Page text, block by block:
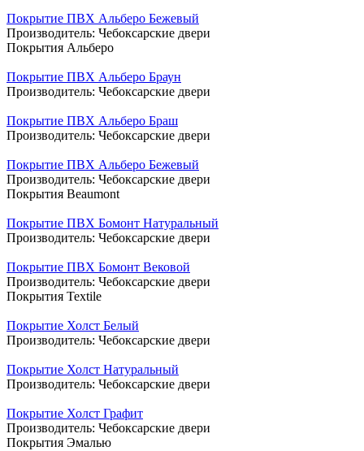
Покрытие ПВХ Альберо Бежевый
Производитель: Чебоксарские двери
Покрытия Альберо
Покрытие ПВХ Альберо Браун
Производитель: Чебоксарские двери
Покрытие ПВХ Альберо Браш
Производитель: Чебоксарские двери
Покрытие ПВХ Альберо Бежевый
Производитель: Чебоксарские двери
Покрытия Beaumont
Покрытие ПВХ Бомонт Натуральный
Производитель: Чебоксарские двери
Покрытие ПВХ Бомонт Вековой
Производитель: Чебоксарские двери
Покрытия Textile
Покрытие Холст Белый
Производитель: Чебоксарские двери
Покрытие Холст Натуральный
Производитель: Чебоксарские двери
Покрытие Холст Графит
Производитель: Чебоксарские двери
Покрытия Эмалью